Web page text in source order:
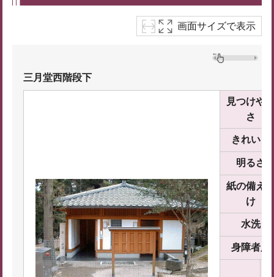
画面サイズで表示
三月堂西階段下
見つけや
さ
きれいさ
明るさ
紙の備え
け
水洗
身障者用